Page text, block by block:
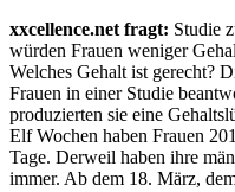
xxcellence.net fragt: Studie
würden Frauen weniger
Welches Gehalt ist gerecht?
Frauen in einer Studie
produzierten sie eine
Elf Wochen haben Frauen
Tage. Derweil haben ihre
immer. Ab dem 18. März,